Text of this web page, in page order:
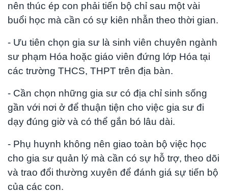
nên thúc ép con phải tiến bộ chỉ sau một vài
buổi học mà cần có sự kiên nhẫn theo thời gian.
- Ưu tiên chọn gia sư là sinh viên chuyên ngành
sư phạm Hóa hoặc giáo viên đứng lớp Hóa tại
các trường THCS, THPT trên địa bàn.
- Cần chọn những gia sư có địa chỉ sinh sống
gần với nơi ở để thuận tiện cho việc gia sư đi
dạy đúng giờ và có thể gắn bó lâu dài.
- Phụ huynh không nên giao toàn bộ việc học
cho gia sư quản lý mà cần có sự hỗ trợ, theo dõi
và trao đổi thường xuyên để đánh giá sự tiến bộ
của các con.